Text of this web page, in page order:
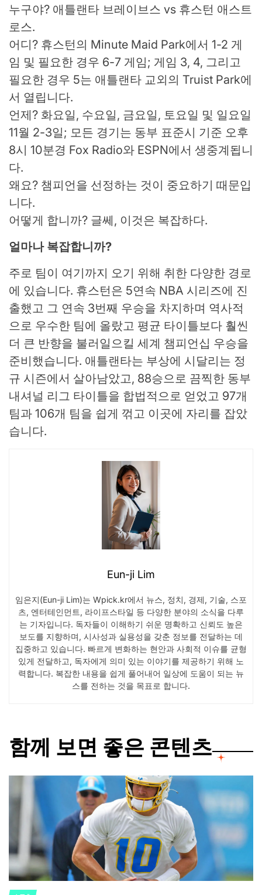
누구야? 애틀랜타 브레이브스 vs 휴스턴 애스트
로스.
어디? 휴스턴의 Minute Maid Park에서 1-2 게
임 및 필요한 경우 6-7 게임; 게임 3, 4, 그리고
필요한 경우 5는 애틀랜타 교외의 Truist Park에
서 열립니다.
언제? 화요일, 수요일, 금요일, 토요일 및 일요일
11월 2-3일; 모든 경기는 동부 표준시 기준 오후
8시 10분경 Fox Radio와 ESPN에서 생중계됩니
다.
왜요? 챔피언을 선정하는 것이 중요하기 때문입
니다.
어떻게 합니까? 글쎄, 이것은 복잡하다.
얼마나 복잡합니까?
주로 팀이 여기까지 오기 위해 취한 다양한 경로
에 있습니다. 휴스턴은 5연속 NBA 시리즈에 진
출했고 그 연속 3번째 우승을 차지하며 역사적
으로 우수한 팀에 올랐고 평균 타이틀보다 훨씬
더 큰 반향을 불러일으킬 세계 챔피언십 우승을
준비했습니다. 애틀랜타는 부상에 시달리는 정
규 시즌에서 살아남았고, 88승으로 끔찍한 동부
내셔널 리그 타이틀을 합법적으로 얻었고 97개
팀과 106개 팀을 쉽게 꺾고 이곳에 자리를 잡았
습니다.
Eun-ji Lim
임은지(Eun-ji Lim)는 Wpick.kr에서 뉴스, 정치, 경제, 기술, 스포
츠, 엔터테인먼트, 라이프스타일 등 다양한 분야의 소식을 다루
는 기자입니다. 독자들이 이해하기 쉬운 명확하고 신뢰도 높은
보도를 지향하며, 시사성과 실용성을 갖춘 정보를 전달하는 데
집중하고 있습니다. 빠르게 변화하는 현안과 사회적 이슈를 균형
있게 전달하고, 독자에게 의미 있는 이야기를 제공하기 위해 노
력합니다. 복잡한 내용을 쉽게 풀어내어 일상에 도움이 되는 뉴
스를 전하는 것을 목표로 합니다.
함께 보면 좋은 콘텐츠